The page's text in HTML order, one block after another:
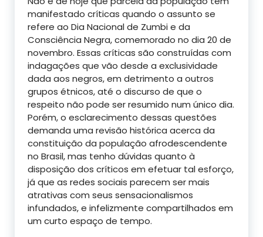
manifestado críticas quando o assunto se
refere ao Dia Nacional de Zumbi e da
Consciência Negra, comemorado no dia 20 de
novembro. Essas críticas são construídas com
indagações que vão desde a exclusividade
dada aos negros, em detrimento a outros
grupos étnicos, até o discurso de que o
respeito não pode ser resumido num único dia.
Porém, o esclarecimento dessas questões
demanda uma revisão histórica acerca da
constituição da população afrodescendente
no Brasil, mas tenho dúvidas quanto à
disposição dos críticos em efetuar tal esforço,
já que as redes sociais parecem ser mais
atrativas com seus sensacionalismos
infundados, e infelizmente compartilhados em
um curto espaço de tempo.